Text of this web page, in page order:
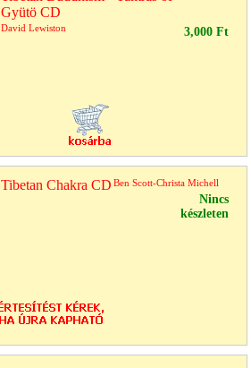
Gyütö CD
David Lewiston 3,000 Ft
Tibetan Chakra CD Ben Scott-Christa Michell
Nincs
készleten